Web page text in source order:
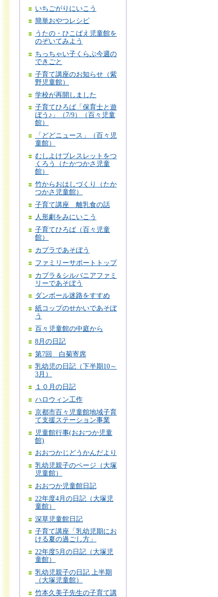
いちごがりにいこう
簡単おやつレシピ
うたの・ひこばえ児童館を
のぞいてみよう
ちっちゃい子くらぶ今週の
できごと
子育て講座のお知らせ（紫
野児童館）
学校が再開しました
子育てひろば「保育士と遊
ぼう♪」（7/9）（百々児童
館）
「どどニュース」（百々児
童館）
むしよけブレスレットをつ
くろう（たかつかさ児童
館）
竹からおはしづくり（たか
つかさ児童館）
子育て講座 離乳食の話
人形劇をみにいこう
子育てひろば（百々児童
館）
カプラであそぼう
ファミリーサポートトップ
カプラ＆シルバニアファミ
リーであそぼう
ダンボール迷路をすすめ
紙コップのせかいであそぼ
う
百々児童館の中庭から
8月の日記
第7回 白菊寄席
乳幼児の日記（下半期10～
3月）
１０月の日記
ハロウィン工作
京都市百々児童館地域子育
て支援ステーション事業
児童館行事(おおつか児童
館)
おおつかじどうかんだより
乳幼児親子のページ（大塚
児童館）
おおつか児童館日記
22年度4月の日記（大塚児
童館）
深草児童館日記
子育て講座「乳幼児期にお
ける夏の過ごし方」
22年度5月の日記（大塚児
童館）
乳幼児親子の日記 上半期
（大塚児童館）
竹本久美子先生の子育て講